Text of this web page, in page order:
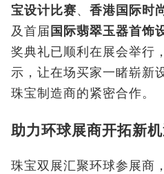
宝设计比赛、 香港国际时
及首届 国际翡翠玉器首饰
奖典礼已顺利在展会举行
示，让在场买家一睹崭新
珠宝制造商的紧密合作。
助力环球展商开拓新
珠宝双展汇聚环球参展商